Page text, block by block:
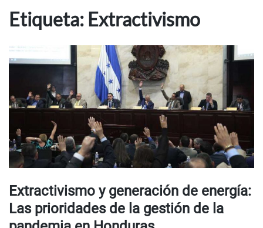
Etiqueta: Extractivismo
Extractivismo y generación de energía:
Las prioridades de la gestión de la